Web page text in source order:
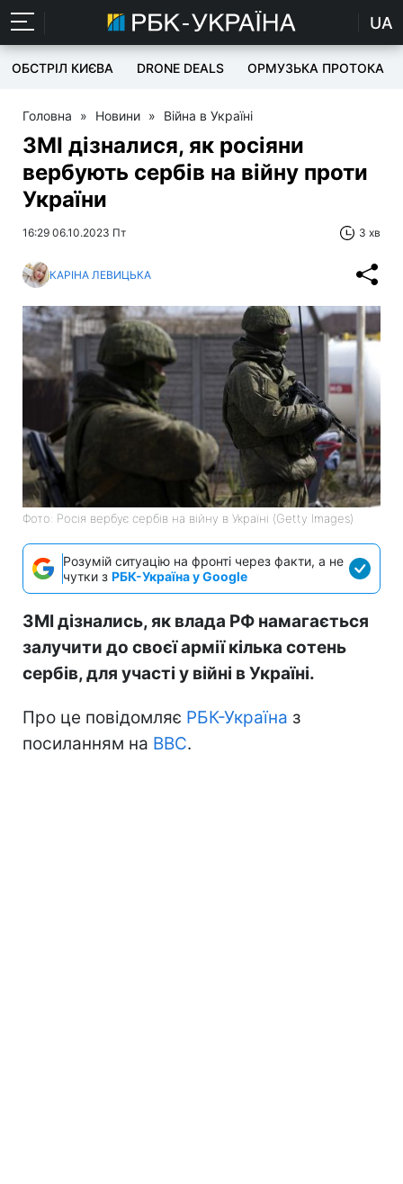
UA
ОБСТРІЛ КИЄВА DRONE DEALS ОРМУЗЬКА ПРОТОКА
Головна » Новини » Війна в Україні
ЗМІ дізналися, як росіяни
вербують сербів на війну проти
України
16:29 06.10.2023 Пт 3 хв
КАРІНА ЛЕВИЦЬКА
Фото: Росія вербує сербів на війну в Україні (Getty Images)
Розумій ситуацію на фронті через факти, а не
чутки з РБК-Україна у Google
ЗМІ дізнались, як влада РФ намагається
залучити до своєї армії кілька сотень
сербів, для участі у війні в Україні.
Про це повідомляє РБК-Україна з
посиланням на BBC.